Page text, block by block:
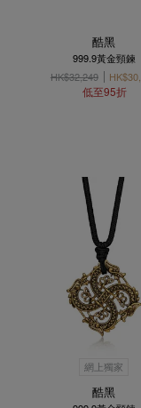
酷黑
999.9黃金頸鍊
HK$32,249
低至95折
網上獨家
酷黑